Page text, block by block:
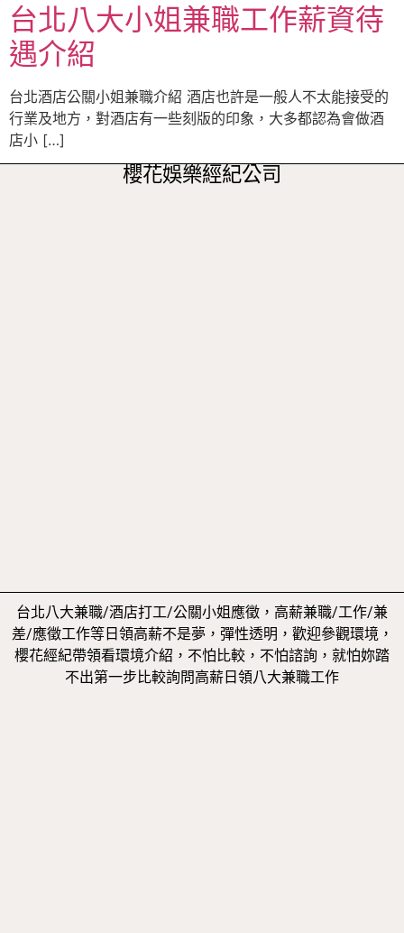
台北八大小姐兼職工作薪資待
遇介紹
台北酒店公關小姐兼職介紹 酒店也許是一般人不太能接受的
行業及地方，對酒店有一些刻版的印象，大多都認為會做酒
店小 […]
櫻花娛樂經紀公司
台北八大兼職/酒店打工/公關小姐應徵，高薪兼職/工作/兼
差/應徵工作等日領高薪不是夢，彈性透明，歡迎參觀環境，
櫻花經紀帶領看環境介紹，不怕比較，不怕諮詢，就怕妳踏
不出第一步比較詢問高薪日領八大兼職工作